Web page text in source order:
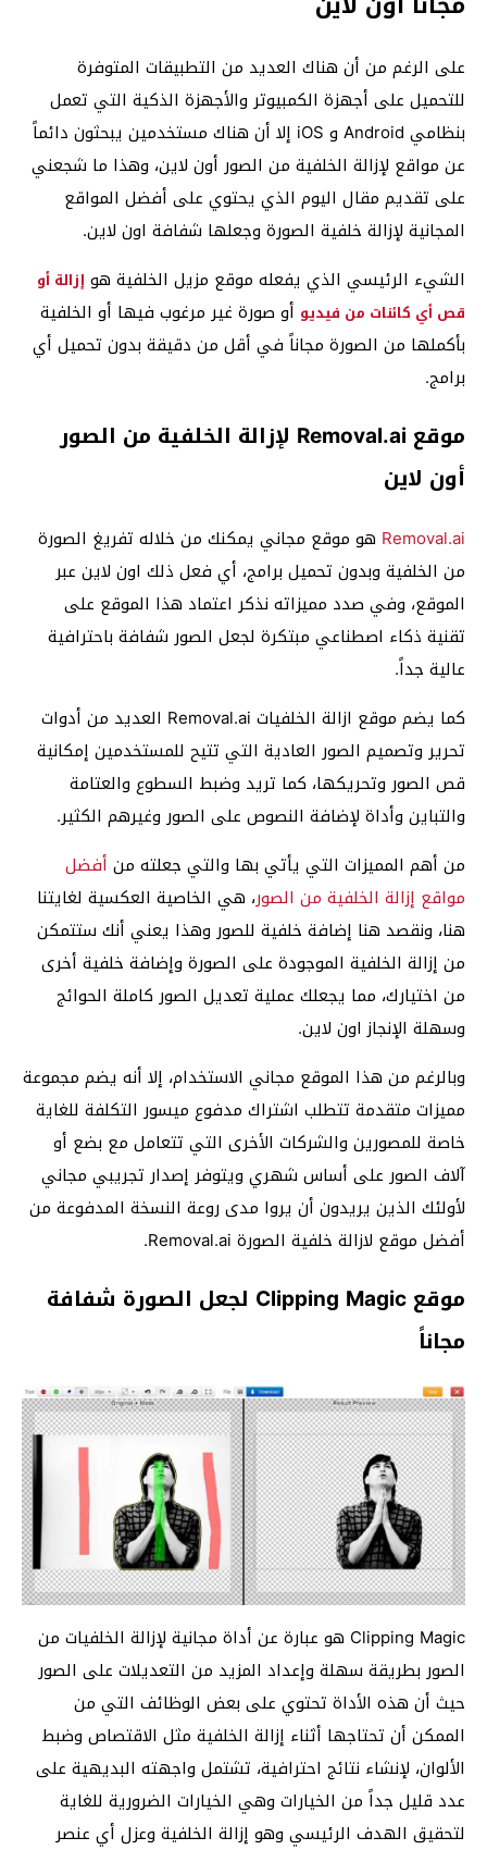
على الرغم من أن هناك العديد من التطبيقات المتوفرة
للتحميل على أجهزة الكمبيوتر والأجهزة الذكية التي تعمل
بنظامي Android و iOS إلا أن هناك مستخدمين يبحثون دائماً
عن مواقع لإزالة الخلفية من الصور أون لاين، وهذا ما شجعني
على تقديم مقال اليوم الذي يحتوي على أفضل المواقع
المجانية لإزالة خلفية الصورة وجعلها شفافة اون لاين.
الشيء الرئيسي الذي يفعله موقع مزيل الخلفية هو إزالة أو
قص أي كائنات من فيديو أو صورة غير مرغوب فيها أو الخلفية
بأكملها من الصورة مجاناً في أقل من دقيقة بدون تحميل أي
برامج.
موقع Removal.ai لإزالة الخلفية من الصور
أون لاين
Removal.ai هو موقع مجاني يمكنك من خلاله تفريغ الصورة
من الخلفية وبدون تحميل برامج، أي فعل ذلك اون لاين عبر
الموقع، وفي صدد مميزاته نذكر اعتماد هذا الموقع على
تقنية ذكاء اصطناعي مبتكرة لجعل الصور شفافة باحترافية
عالية جداً.
كما يضم موقع ازالة الخلفيات Removal.ai العديد من أدوات
تحرير وتصميم الصور العادية التي تتيح للمستخدمين إمكانية
قص الصور وتحريكها، كما تريد وضبط السطوع والعتامة
والتباين وأداة لإضافة النصوص على الصور وغيرهم الكثير.
من أهم المميزات التي يأتي بها والتي جعلته من أفضل
مواقع إزالة الخلفية من الصور، هي الخاصية العكسية لغايتنا
هنا، ونقصد هنا إضافة خلفية للصور وهذا يعني أنك ستتمكن
من إزالة الخلفية الموجودة على الصورة وإضافة خلفية أخرى
من اختيارك، مما يجعلك عملية تعديل الصور كاملة الحوائج
وسهلة الإنجاز اون لاين.
وبالرغم من هذا الموقع مجاني الاستخدام، إلا أنه يضم مجموعة
مميزات متقدمة تتطلب اشتراك مدفوع ميسور التكلفة للغاية
خاصة للمصورين والشركات الأخرى التي تتعامل مع بضع أو
آلاف الصور على أساس شهري ويتوفر إصدار تجريبي مجاني
لأولئك الذين يريدون أن يروا مدى روعة النسخة المدفوعة من
أفضل موقع لازالة خلفية الصورة Removal.ai.
موقع Clipping Magic لجعل الصورة شفافة
مجاناً
Clipping Magic هو عبارة عن أداة مجانية لإزالة الخلفيات من
الصور بطريقة سهلة وإعداد المزيد من التعديلات على الصور
حيث أن هذه الأداة تحتوي على بعض الوظائف التي من
الممكن أن تحتاجها أثناء إزالة الخلفية مثل الاقتصاص وضبط
الألوان، لإنشاء نتائج احترافية، تشتمل واجهته البديهية على
عدد قليل جداً من الخيارات وهي الخيارات الضرورية للغاية
لتحقيق الهدف الرئيسي وهو إزالة الخلفية وعزل أي عنصر